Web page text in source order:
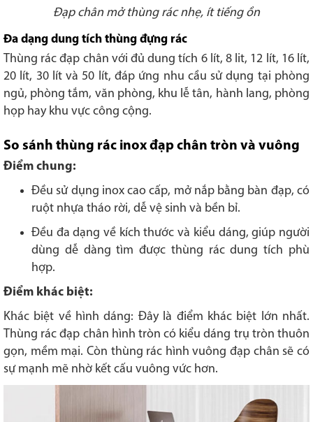
Đạp chân mở thùng rác nhẹ, ít tiếng ồn
Đa dạng dung tích thùng đựng rác
Thùng rác đạp chân với đủ dung tích 6 lít, 8 lit, 12 lít, 16 lít,
20 lít, 30 lít và 50 lít, đáp ứng nhu cầu sử dụng tại phòng
ngủ, phòng tắm, văn phòng, khu lễ tân, hành lang, phòng
họp hay khu vực công cộng.
So sánh thùng rác inox đạp chân tròn và vuông
Điểm chung:
Đều sử dụng inox cao cấp, mở nắp bằng bàn đạp, có
ruột nhựa tháo rời, dễ vệ sinh và bền bỉ.
Đều đa dạng về kích thước và kiểu dáng, giúp người
dùng dễ dàng tìm được thùng rác dung tích phù
hợp.
Điểm khác biệt:
Khác biệt về hình dáng: Đây là điểm khác biệt lớn nhất.
Thùng rác đạp chân hình tròn có kiểu dáng trụ tròn thuôn
gọn, mềm mại. Còn thùng rác hình vuông đạp chân sẽ có
sự mạnh mẽ nhờ kết cấu vuông vức hơn.